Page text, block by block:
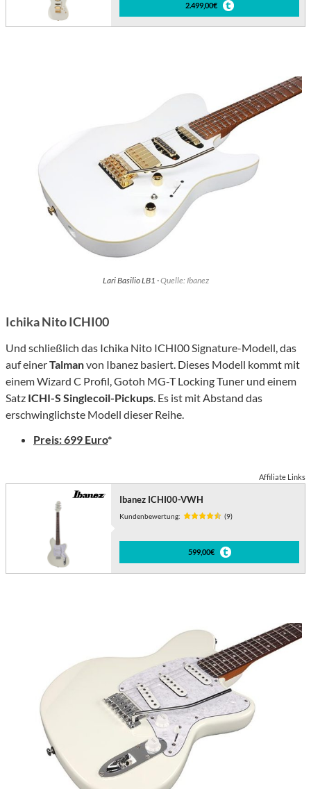
2.499,00€
Lari Basilio LB1 ·Quelle: Ibanez
Ichika Nito ICHI00
Und schließlich das Ichika Nito ICHI00 Signature-Modell, das
auf einerTalmanvon Ibanez basiert. Dieses Modell kommt mit
einem Wizard C Profil, Gotoh MG-T Locking Tuner und einem
Satz ICHI-S Singlecoil-Pickups . Es ist mit Abstand das
erschwinglichste Modell dieser Reihe.
Preis: 699 Euro*
Affiliate Links
Ibanez ICHI00-VWH
Kundenbewertung: (9)
599,00€